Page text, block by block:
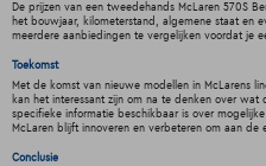
De prijzen van een tweedehands McLaren 570S
het bouwjaar, kilometerstand, algemene staat en
meerdere aanbiedingen te vergelijken voordat je
Toekomst
Met de komst van nieuwe modellen in McLarens
kan het interessant zijn om na te denken over
specifieke informatie beschikbaar is over
McLaren blijft innoveren en verbeteren om aan de
Conclusie